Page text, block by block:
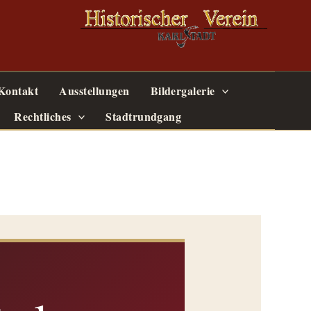
Ausstellungen
Bildergalerie
Rechtliches
Stadtrundgang